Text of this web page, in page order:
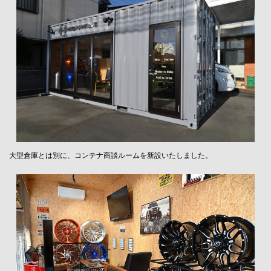
大型倉庫とは別に、コンテナ商談ルームを新設いたしました。